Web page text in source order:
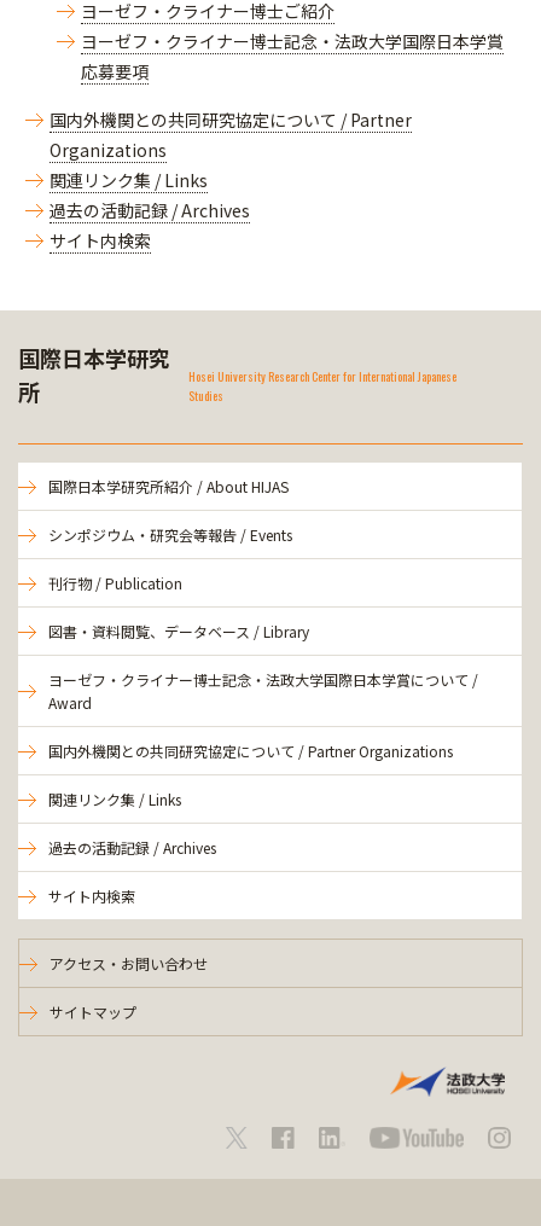
ヨーゼフ・クライナー博士ご紹介
ヨーゼフ・クライナー博士記念・法政大学国際日本学賞
応募要項
国内外機関との共同研究協定について / Partner
Organizations
関連リンク集 / Links
過去の活動記録 / Archives
サイト内検索
国際日本学研究
所
Hosei University Research Center for International Japanese
Studies
国際日本学研究所紹介 / About HIJAS
シンポジウム・研究会等報告 / Events
刊行物 / Publication
図書・資料閲覧、データベース / Library
ヨーゼフ・クライナー博士記念・法政大学国際日本学賞について /
Award
国内外機関との共同研究協定について / Partner Organizations
関連リンク集 / Links
過去の活動記録 / Archives
サイト内検索
アクセス・お問い合わせ
サイトマップ